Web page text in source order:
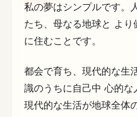
私の夢はシンプルです。
たち、母なる地球と よ
に住むことです。
都会で育ち、現代的な生
識のうちに自己中 心的な
現代的な生活が地球全体